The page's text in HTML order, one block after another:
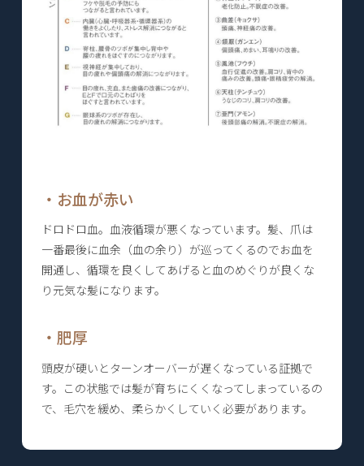
・お血が赤い
ドロドロ血。血液循環が悪くなっています。髪、爪は
一番最後に血余（血の余り）が巡ってくるのでお血を
開通し、循環を良くしてあげると血のめぐりが良くな
り元気な髪になります。
・肥厚
頭皮が硬いとターンオーバーが遅くなっている証拠で
す。この状態では髪が育ちにくくなってしまっているの
で、毛穴を緩め、柔らかくしていく必要があります。